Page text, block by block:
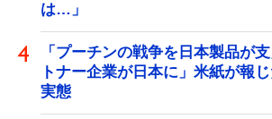
は…」
「プーチンの戦争を日本製品が
トナー企業が日本に」米紙が報
実態